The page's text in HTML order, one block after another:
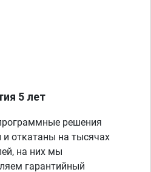
5 лет
решения
и откатаны на тысячах
на них мы
гарантийный